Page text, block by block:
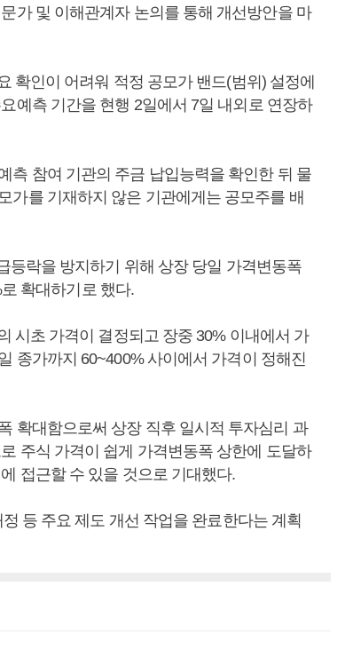
가 및 이해관계자 논의를 통해 개선방안을 마
확인이 어려워 적정 공모가 밴드(범위) 설정에
예측 기간을 현행 2일에서 7일 내외로 연장하
측 참여 기관의 주금 납입능력을 확인한 뒤 물
가를 기재하지 않은 기관에게는 공모주를 배
등락을 방지하기 위해 상장 당일 가격변동폭
확대하기로 했다.
시초 가격이 결정되고 장중 30% 이내에서 가
종가까지 60~400% 사이에서 가격이 정해진
확대함으로써 상장 직후 일시적 투자심리 과
주식 가격이 쉽게 가격변동폭 상한에 도달하
접근할 수 있을 것으로 기대했다.
등 주요 제도 개선 작업을 완료한다는 계획